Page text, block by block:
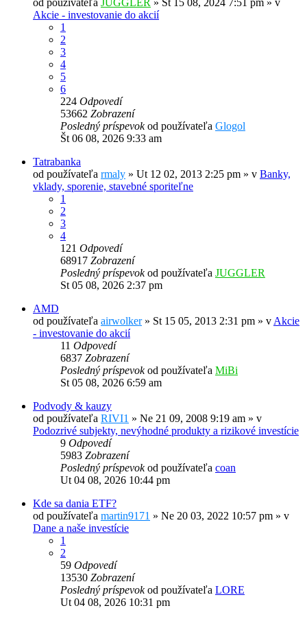
od používateľa JUGGLER » Št 15 08, 2024 7:51 pm » v
Akcie - investovanie do akcií
1
2
3
4
5
6
224 Odpovedí
53662 Zobrazení
Posledný príspevokod používateľa Glogol
Št 06 08, 2026 9:33 am
Tatrabanka
od používateľa rmaly » Ut 12 02, 2013 2:25 pm » v Banky,
vklady, sporenie, stavebné sporiteľne
1
2
3
4
121 Odpovedí
68917 Zobrazení
Posledný príspevokod používateľa JUGGLER
St 05 08, 2026 2:37 pm
AMD
od používateľa airwolker» St 15 05, 2013 2:31 pm » vAkcie
- investovanie do akcií
11 Odpovedí
6837 Zobrazení
Posledný príspevokod používateľa MiBi
St 05 08, 2026 6:59 am
Podvody & kauzy
od používateľa RIVI1 » Ne 21 09, 2008 9:19 am » v
Podozrivé subjekty, nevýhodné produkty a rizikové investície
9 Odpovedí
5983 Zobrazení
Posledný príspevokod používateľa coan
Ut 04 08, 2026 10:44 pm
Kde sa dania ETF?
od používateľa martin9171 » Ne 20 03, 2022 10:57 pm » v
Dane a naše investície
1
2
59 Odpovedí
13530 Zobrazení
Posledný príspevokod používateľa LORE
Ut 04 08, 2026 10:31 pm